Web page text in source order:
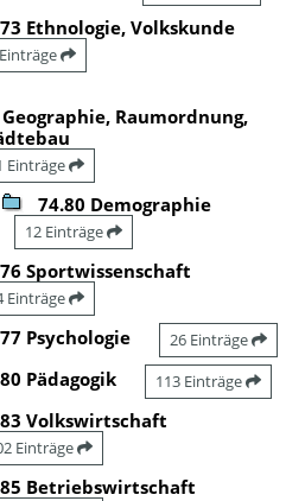
73 Ethnologie, Volkskunde
Raumordnung,
Einträge
74.80 Demographie
12 Einträge
76 Sportwissenschaft
Einträge
77 Psychologie 26 Einträge
80 Pädagogik 113 Einträge
83 Volkswirtschaft
Einträge
85 Betriebswirtschaft